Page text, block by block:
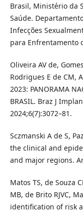
Brasil, Ministério da
Saúde.
Infecções
para Enfrentamento
Oliveira AV de,
Rodrigues E de CM,
2023: PANORAMA
BRASIL. Braz J
2024;6(7):3072–81.
Sczmanski A de S,
the clinical and
and major regions.
Matos TS, de Souza
MB, de Brito RJVC,
identification of risk